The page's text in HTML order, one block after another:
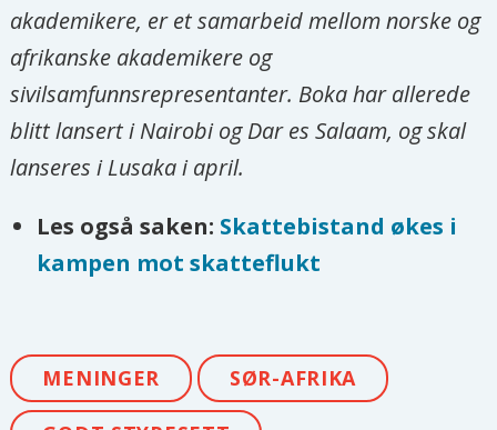
akademikere, er et samarbeid mellom norske og
afrikanske akademikere og
sivilsamfunnsrepresentanter. Boka har allerede
blitt lansert i Nairobi og Dar es Salaam, og skal
lanseres i Lusaka i april.
Les også saken: Skattebistand økes i
kampen mot skatteflukt
MENINGER SØR-AFRIKA